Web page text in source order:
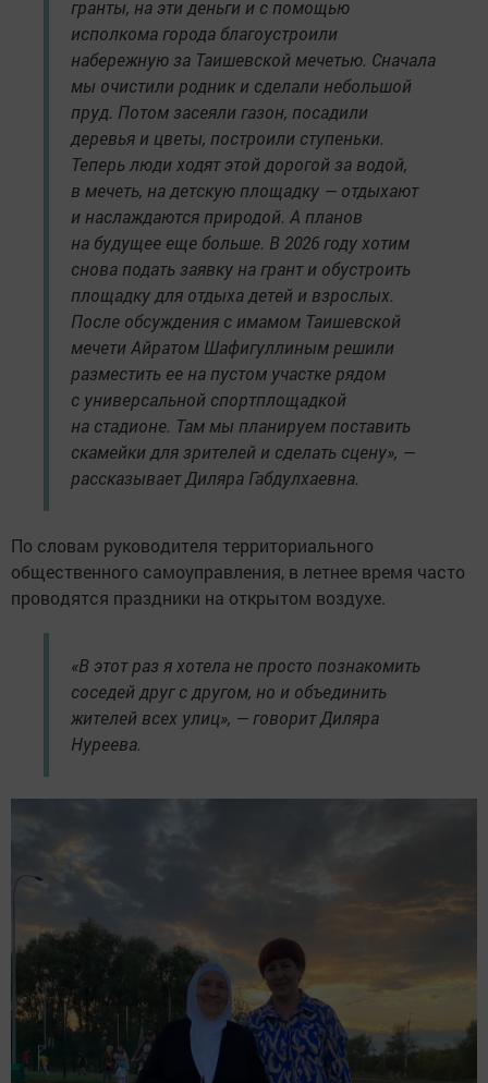
гранты, на эти деньги и с помощью
исполкома города благоустроили
набережную за Таишевской мечетью. Сначала
мы очистили родник и сделали небольшой
пруд. Потом засеяли газон, посадили
деревья и цветы, построили ступеньки.
Теперь люди ходят этой дорогой за водой,
в мечеть, на детскую площадку — отдыхают
и наслаждаются природой. А планов
на будущее еще больше. В 2026 году хотим
снова подать заявку на грант и обустроить
площадку для отдыха детей и взрослых.
После обсуждения с имамом Таишевской
мечети Айратом Шафигуллиным решили
разместить ее на пустом участке рядом
с универсальной спортплощадкой
на стадионе. Там мы планируем поставить
скамейки для зрителей и сделать сцену», —
рассказывает Диляра Габдулхаевна.
По словам руководителя территориального
общественного самоуправления, в летнее время часто
проводятся праздники на открытом воздухе.
«В этот раз я хотела не просто познакомить
соседей друг с другом, но и объединить
жителей всех улиц», — говорит Диляра
Нуреева.